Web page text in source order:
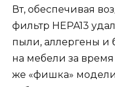
Вт, обеспечивая
фильтр HEPA13
пыли, аллергены и
на мебели за время
же «фишка» модели